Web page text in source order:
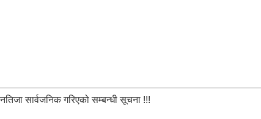
सार्वजनिक गरिएको सम्बन्धी सूचना !!!